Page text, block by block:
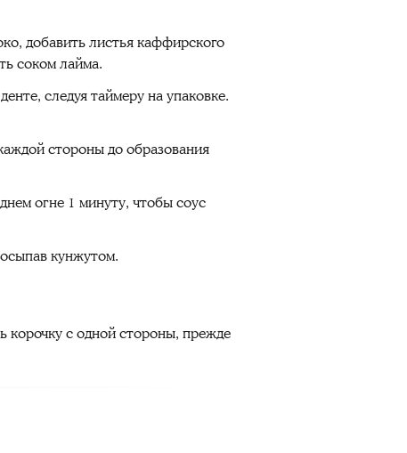
добавить листья каффирского
соком лайма.
следуя таймеру на упаковке.
стороны до образования
огне 1 минуту, чтобы соус
кунжутом.
с одной стороны, прежде